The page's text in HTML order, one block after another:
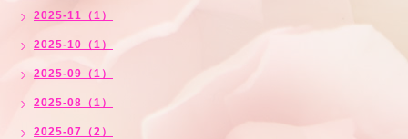
2025-11（1）
2025-10（1）
2025-09（1）
2025-08（1）
2025-07（2）